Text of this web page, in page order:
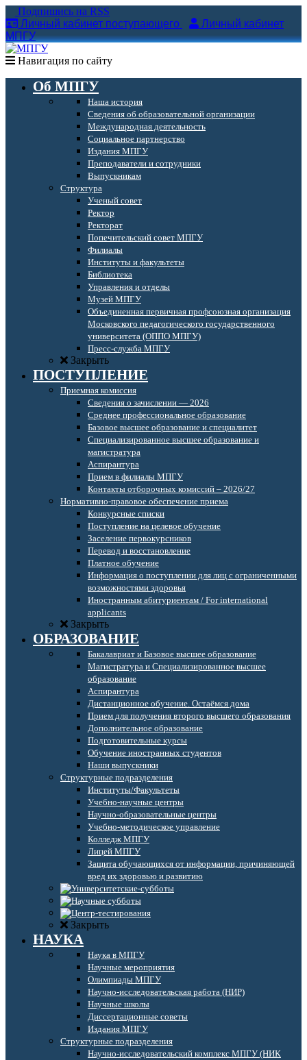
Подпишись на RSS
Личный кабинет поступающего
Личный кабинет
МПГУ
Навигация по сайту
Об МПГУ
Наша история
Сведения об образовательной организации
Международная деятельность
Социальное партнерство
Издания МПГУ
Преподаватели и сотрудники
Выпускникам
Структура
Ученый совет
Ректор
Ректорат
Попечительский совет МПГУ
Филиалы
Институты и факультеты
Библиотека
Управления и отделы
Музей МПГУ
Объединенная первичная профсоюзная организация
Московского педагогического государственного
университета (ОППО МПГУ)
Пресс-служба МПГУ
Закрыть
ПОСТУПЛЕНИЕ
Приемная комиссия
Сведения о зачислении — 2026
Среднее профессиональное образование
Базовое высшее образование и специалитет
Специализированное высшее образование и
магистратура
Аспирантура
Прием в филиалы МПГУ
Контакты отборочных комиссий – 2026/27
Нормативно-правовое обеспечение приема
Конкурсные списки
Поступление на целевое обучение
Заселение первокурсников
Перевод и восстановление
Платное обучение
Информация о поступлении для лиц с ограниченными
возможностями здоровья
Иностранным абитуриентам / For international
applicants
Закрыть
ОБРАЗОВАНИЕ
Бакалавриат и Базовое высшее образование
Магистратура и Специализированное высшее
образование
Аспирантура
Дистанционное обучение. Остаёмся дома
Прием для получения второго высшего образования
Дополнительное образование
Подготовительные курсы
Обучение иностранных студентов
Наши выпускники
Структурные подразделения
Институты/Факультеты
Учебно-научные центры
Научно-образовательные центры
Учебно-методическое управление
Колледж МПГУ
Лицей МПГУ
Защита обучающихся от информации, причиняющей
вред их здоровью и развитию
Закрыть
НАУКА
Наука в МПГУ
Научные мероприятия
Олимпиады МПГУ
Научно-исследовательская работа (НИР)
Научные школы
Диссертационные советы
Издания МПГУ
Структурные подразделения
Научно-исследовательский комплекс МПГУ (НИК